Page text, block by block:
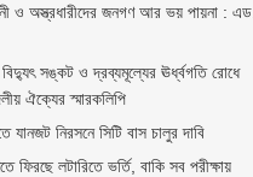
ও অস্ত্রধারীদের জনগণ আর ভয় পায়না : এড.
সঙ্কট ও দ্রব্যমূল্যের ঊর্ধ্বগতি রোধে
ঐক্যের স্মারকলিপি
যানজট নিরসনে সিটি বাস চালুর দাবি
ফিরছে লটারিতে ভর্তি, বাকি সব পরীক্ষায়